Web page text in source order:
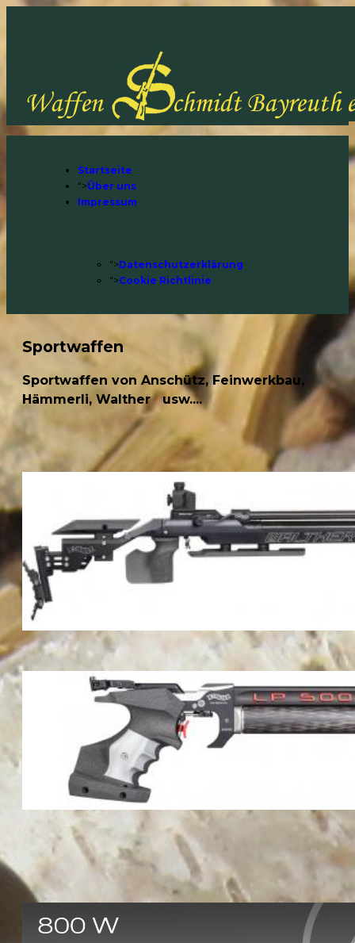
Startseite
">Über uns
Impressum
">Datenschutzerklärung
">Cookie Richtlinie
Sportwaffen
Sportwaffen von Anschütz, Feinwerkbau,
Hämmerli, Walther usw....